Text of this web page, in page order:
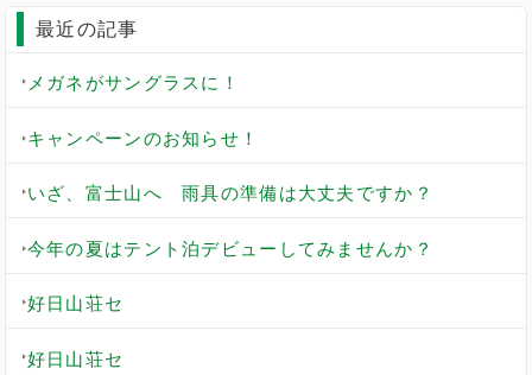
最近の記事
メガネがサングラスに！
キャンペーンのお知らせ！
いざ、富士山へ 雨具の準備は大丈夫ですか？
今年の夏はテント泊デビューしてみませんか？
好日山荘セ
好日山荘セ